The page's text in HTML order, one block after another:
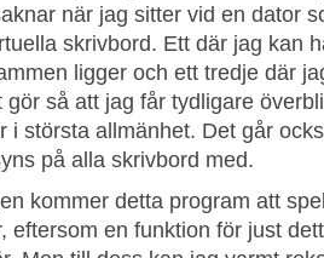
när jag sitter vid en dator
skrivbord. Ett där jag kan
ligger och ett tredje där
gör så att jag får tydligare
i största allmänhet. Det går
på alla skrivbord med.
kommer detta program att
eftersom en funktion för just